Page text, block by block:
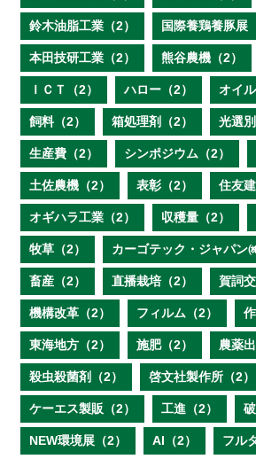
鈴木油脂工業（2） 国際養鶏養豚展
本田技研工業（2） 熊谷農機（2）
ＩＣＴ（2） ハロー（2） オイル
飼料（2） 箱処理剤（2） 光選
生産費（2） シンポジウム（2）
土佐農機（2） 表彰（2） 住友
オギハラ工業（2） 収穫量（2）
牧草（2） カーゴテック・ジャパン
畜産（2） 直播栽培（2） 賀詞
機構改革（2） フィルム（2）
東海地方（2） 施肥（2） 農薬
殺虫殺菌剤（2） 啓文社製作所（2）
ケーエス製販（2） 工進（2）
NEW環境展（2） AI（2） フル